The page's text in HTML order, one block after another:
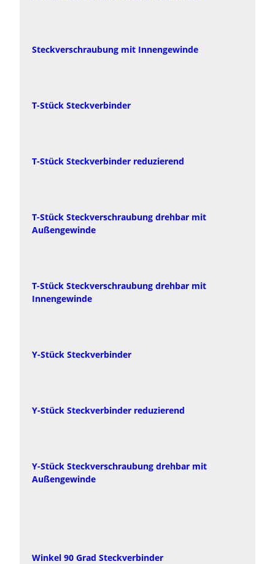
Steckverschraubung mit Innengewinde
T-Stück Steckverbinder
T-Stück Steckverbinder reduzierend
T-Stück Steckverschraubung drehbar mit
Außengewinde
T-Stück Steckverschraubung drehbar mit
Innengewinde
Y-Stück Steckverbinder
Y-Stück Steckverbinder reduzierend
Y-Stück Steckverschraubung drehbar mit
Außengewinde
Winkel 90 Grad Steckverbinder